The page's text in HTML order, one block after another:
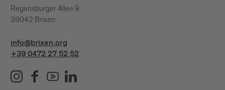
Regensburger Allee 9
39042 Brixen
info@brixen.org
+39 0472 27 52 52